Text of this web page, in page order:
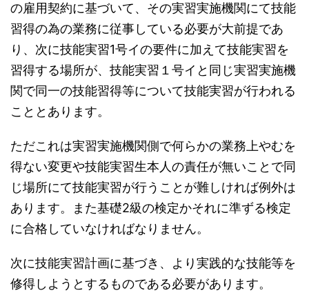
の雇用契約に基づいて、その実習実施機関にて技能
習得の為の業務に従事している必要が大前提であ
り、次に技能実習1号イの要件に加えて技能実習を
習得する場所が、技能実習１号イと同じ実習実施機
関で同一の技能習得等について技能実習が行われる
こととあります。
ただこれは実習実施機関側で何らかの業務上やむを
得ない変更や技能実習生本人の責任が無いことで同
じ場所にて技能実習が行うことが難しければ例外は
あります。また基礎2級の検定かそれに準ずる検定
に合格していなければなりません。
次に技能実習計画に基づき、より実践的な技能等を
修得しようとするものである必要があります。